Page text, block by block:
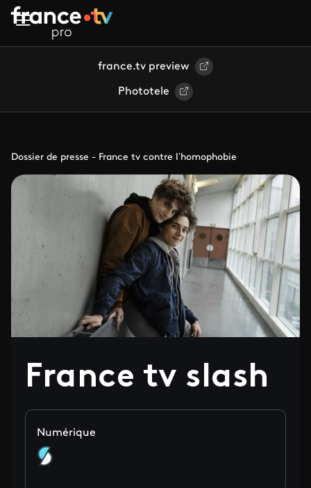
Aller au contenu principal
france.tv preview
Phototele
Dossier de presse - France tv contre l’homophobie
France tv slash
Numérique